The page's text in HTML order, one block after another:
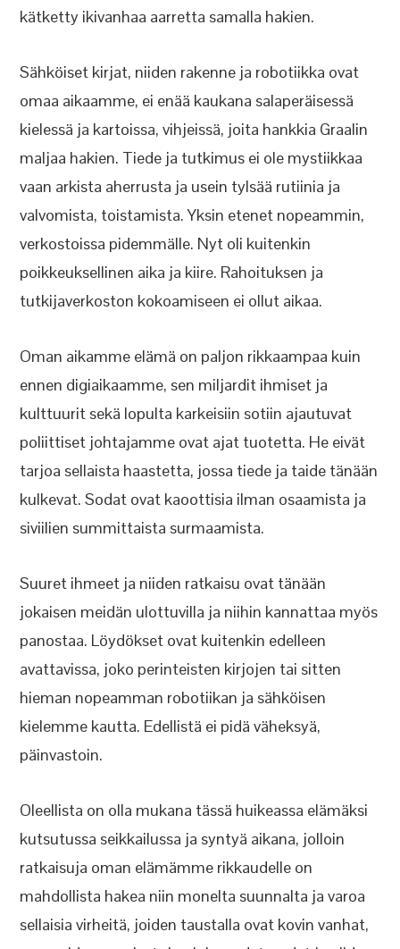
kätketty ikivanhaa aarretta samalla hakien.
Sähköiset kirjat, niiden rakenne ja robotiikka ovat
omaa aikaamme, ei enää kaukana salaperäisessä
kielessä ja kartoissa, vihjeissä, joita hankkia Graalin
maljaa hakien. Tiede ja tutkimus ei ole mystiikkaa
vaan arkista aherrusta ja usein tylsää rutiinia ja
valvomista, toistamista. Yksin etenet nopeammin,
verkostoissa pidemmälle. Nyt oli kuitenkin
poikkeuksellinen aika ja kiire. Rahoituksen ja
tutkijaverkoston kokoamiseen ei ollut aikaa.
Oman aikamme elämä on paljon rikkaampaa kuin
ennen digiaikaamme, sen miljardit ihmiset ja
kulttuurit sekä lopulta karkeisiin sotiin ajautuvat
poliittiset johtajamme ovat ajat tuotetta. He eivät
tarjoa sellaista haastetta, jossa tiede ja taide tänään
kulkevat. Sodat ovat kaoottisia ilman osaamista ja
siviilien summittaista surmaamista.
Suuret ihmeet ja niiden ratkaisu ovat tänään
jokaisen meidän ulottuvilla ja niihin kannattaa myös
panostaa. Löydökset ovat kuitenkin edelleen
avattavissa, joko perinteisten kirjojen tai sitten
hieman nopeamman robotiikan ja sähköisen
kielemme kautta. Edellistä ei pidä väheksyä,
päinvastoin.
Oleellista on olla mukana tässä huikeassa elämäksi
kutsutussa seikkailussa ja syntyä aikana, jolloin
ratkaisuja oman elämämme rikkaudelle on
mahdollista hakea niin monelta suunnalta ja varoa
sellaisia virheitä, joiden taustalla ovat kovin vanhat,